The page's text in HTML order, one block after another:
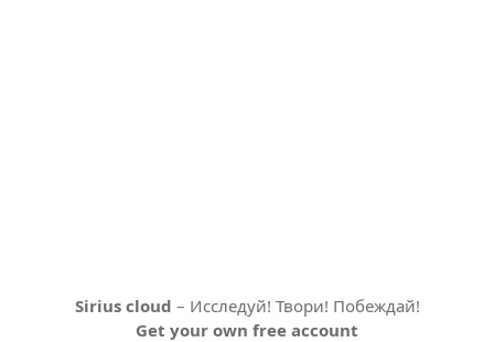
Sirius cloud – Исследуй! Твори! Побеждай!
Get your own free account